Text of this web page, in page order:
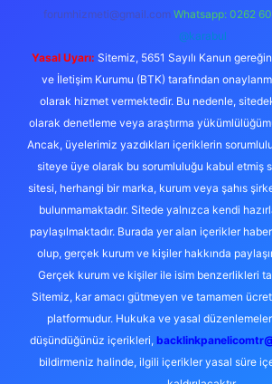
forumhizmeti@gmail.com Whatsapp: 0262
@karabul
Yasal Uyarı: Sitemiz, 5651 Sayılı Kanun
ve İletişim Kurumu (BTK) tarafından
olarak hizmet vermektedir. Bu nedenle,
olarak denetleme veya araştırma
Ancak, üyelerimiz yazdıkları içeriklerin
siteye üye olarak bu sorumluluğu kabul etmiş
sitesi, herhangi bir marka, kurum veya şahıs
bulunmamaktadır. Sitede yalnızca kendi
paylaşılmaktadır. Burada yer alan içerikler
olup, gerçek kurum ve kişiler hakkında
Gerçek kurum ve kişiler ile isim benzerlikleri
Sitemiz, kar amacı gütmeyen ve tamamen
platformudur. Hukuka ve yasal
düşündüğünüz içerikleri,
bildirmeniz halinde, ilgili içerikler yasal süre